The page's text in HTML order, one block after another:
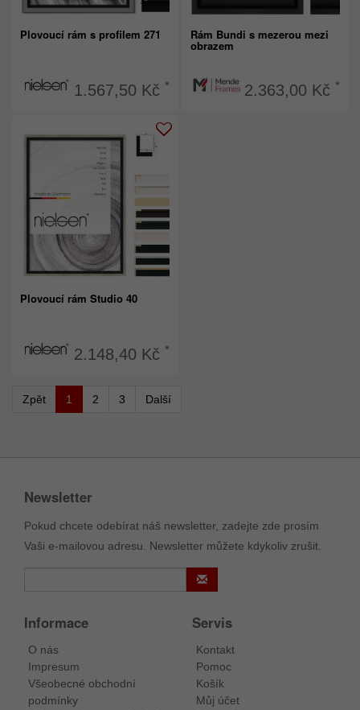
Plovoucí rám s profilem 271
1.567,50 Kč *
Rám Bundi s mezerou mezi
obrazem
2.363,00 Kč *
Plovoucí rám Studio 40
2.148,40 Kč *
Zpět 1 2 3 Další
Newsletter
Pokud chcete odebírat náš newsletter, zadejte zde prosím
Vaši e-mailovou adresu. Newsletter můžete kdykoliv zrušit.
Informace
O nás
Impresum
Všeobecné obchodní
podmínky
Servis
Kontakt
Pomoc
Košík
Můj účet